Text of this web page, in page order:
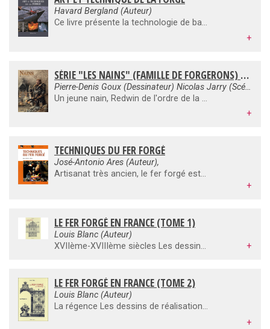
Havard Bergland (Auteur)
Ce livre présente la technologie de base et les différentes activités du travail du fer.Il détaille les savoirs et les pratiques utilisés pour la réalisation d'objets simples en fer forgé.
+
SÉRIE "LES NAINS" (FAMILLE DE FORGERONS) - BD
Pierre-Denis Goux (Dessinateur) Nicolas Jarry (Scénario)
Un jeune nain, Redwin de l'ordre de la Forge, n'a qu'une ambition : devenir un seigneur des runes. Malgré l'opposition de son père, Redwin rejoindra son oncle, un vénérable de l'Ordre. S'ensuivra alors une longue et terrible initiation au cours de laquelle le jeune nain découvrira l'art de la forge runiques et le maniement des armes. Pour atteindre son objectif, Redwin y perdra beaucoup. son âme et son père.
+
TECHNIQUES DU FER FORGÉ
José-Antonio Ares (Auteur),
Artisanat très ancien, le fer forgé est pratiqué depuis des millénaires partout dans le monde. Cet art de fer et de feu fascine le profane et pourtant, il peut s'apprendre et se pratiquer par toute personne motivée. Techniques du fer forgé apprend d'abord à choisir ses matériaux et montre comment manipuler et entretenir ses outils. Puis il explique pas à pas les techniques de base - cintrage, découpe, perçage, traitements thermiques, soudage - et les savoir-faire traditionnels comme le torsadage et le poinçonnage qui sont indispensables à la maîtrise de ce métier.
+
LE FER FORGÉ EN FRANCE (TOME 1)
Louis Blanc (Auteur)
XVIIème-XVIIIème siècles Les dessins de réalisations en fer forgé, portes, portails, balustrades, kiosques sont assemblés dans cet ouvrage en deux volumes qui les présentent par époque et par style.
+
LE FER FORGÉ EN FRANCE (TOME 2)
Louis Blanc (Auteur)
La régence Les dessins de réalisations en fer forgé, portes, portails, balustrades, kiosques sont assemblés dans cet ouvrage en deux volumes qui les présentent par époque et par style.
+